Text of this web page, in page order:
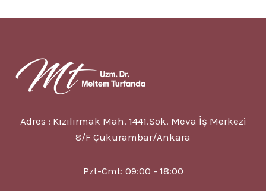
Adres : Kızılırmak Mah. 1441.Sok. Meva İş Merkezi
8/F Çukurambar/Ankara
Pzt-Cmt: 09:00 - 18:00